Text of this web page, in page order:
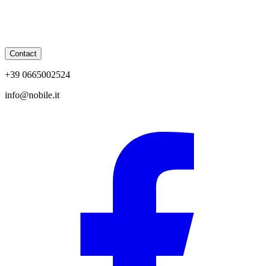
Contact
+39 0665002524
info@nobile.it